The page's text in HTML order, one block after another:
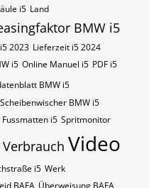
i5 Land
BMW i5
2023 Lieferzeit i5 2024
i5 Online Manuel i5 PDF i5
BMW i5
Scheibenwischer BMW​ i5
i5 Spritmonitor
Verbrauch Video
i5 Werk
BAFA Überweisung BAFA